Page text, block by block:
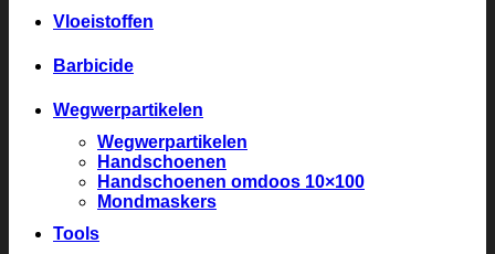
Vloeistoffen
Barbicide
Wegwerpartikelen
Wegwerpartikelen
Handschoenen
Handschoenen omdoos 10×100
Mondmaskers
Tools